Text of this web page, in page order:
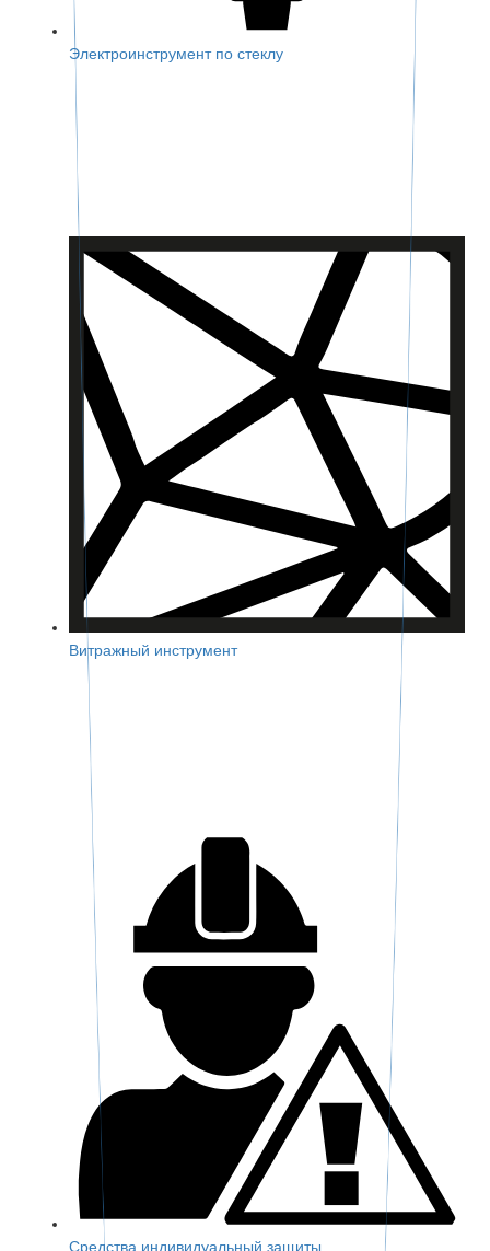
Электроинструмент по стеклу
Витражный инструмент
Средства индивидуальный защиты